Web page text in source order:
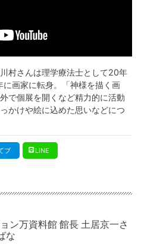
村さんは理学療法士として20年
画家に転身。「神様を描く画
で個展を開くなど精力的に活動
かけや絵に込めた思いなどにつ
ブ LINE
ン万資料館 館長 土居京一さ
な